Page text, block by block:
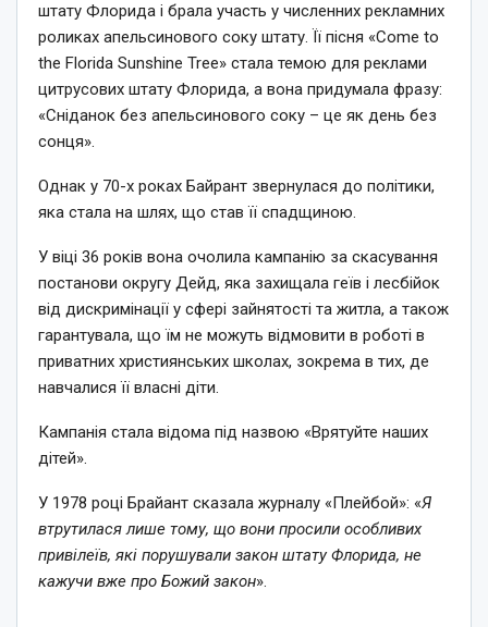
штату Флорида і брала участь у численних рекламних
роликах апельсинового соку штату. Її пісня «Come to
the Florida Sunshine Tree» стала темою для реклами
цитрусових штату Флорида, а вона придумала фразу:
«Сніданок без апельсинового соку – це як день без
сонця».
Однак у 70-х роках Байрант звернулася до політики,
яка стала на шлях, що став її спадщиною.
У віці 36 років вона очолила кампанію за скасування
постанови округу Дейд, яка захищала геїв і лесбійок
від дискримінації у сфері зайнятості та житла, а також
гарантувала, що їм не можуть відмовити в роботі в
приватних християнських школах, зокрема в тих, де
навчалися її власні діти.
Кампанія стала відома під назвою «Врятуйте наших
дітей».
У 1978 році Брайант сказала журналу «Плейбой»: «Я
втрутилася лише тому, що вони просили особливих
привілеїв, які порушували закон штату Флорида, не
кажучи вже про Божий закон».